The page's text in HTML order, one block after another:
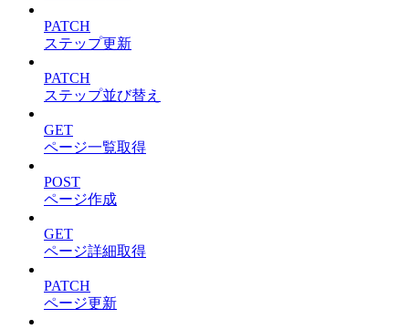
PATCH
ステップ更新
PATCH
ステップ並び替え
GET
ページ一覧取得
POST
ページ作成
GET
ページ詳細取得
PATCH
ページ更新